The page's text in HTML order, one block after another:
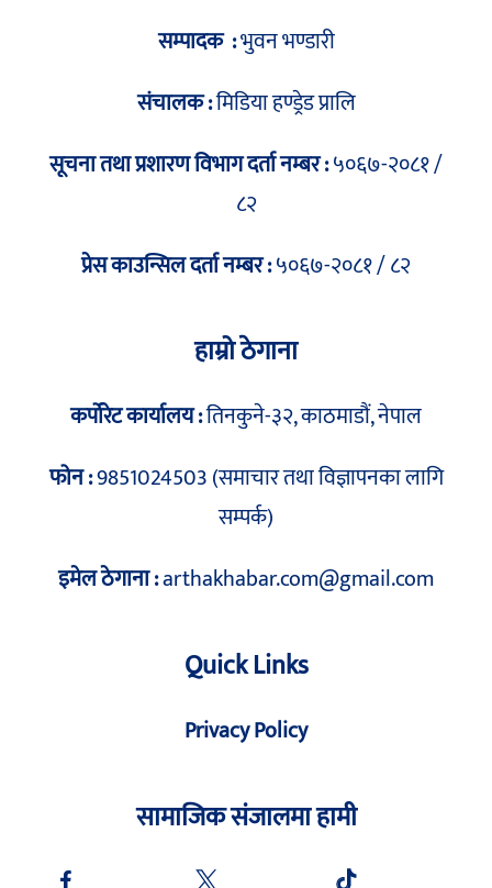
सम्पादक :भुवन भण्डारी
संचालक :मिडिया हण्ड्रेड प्रालि
सूचना तथा प्रशारण विभाग दर्ता नम्बर :५०६७-२०८१ /
८२
प्रेस काउन्सिल दर्ता नम्बर :५०६७-२०८१ / ८२
हाम्रो ठेगाना
कर्पोरेट कार्यालय :तिनकुने-३२, काठमाडौं, नेपाल
फोन :9851024503 (समाचार तथा विज्ञापनका लागि
सम्पर्क)
इमेल ठेगाना :arthakhabar.com@gmail.com
Quick Links
Privacy Policy
सामाजिक संजालमा हामी